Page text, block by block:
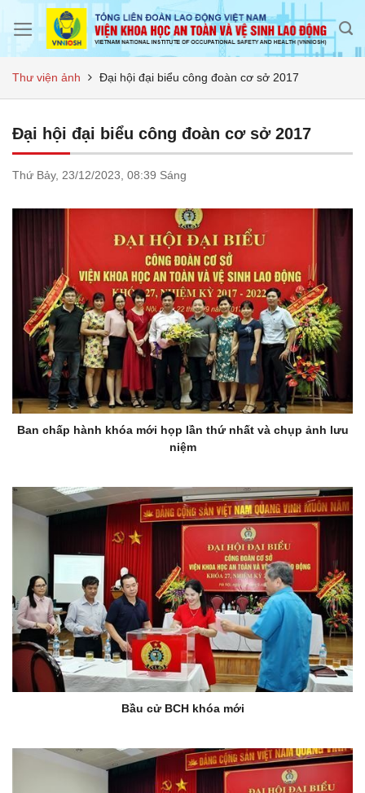
Thư viện ảnh Đại hội đại biểu công đoàn cơ sở 2017
Đại hội đại biểu công đoàn cơ sở 2017
Thứ Bảy, 23/12/2023, 08:39 Sáng
Ban chấp hành khóa mới họp lần thứ nhất và chụp ảnh lưu
niệm
Bầu cử BCH khóa mới